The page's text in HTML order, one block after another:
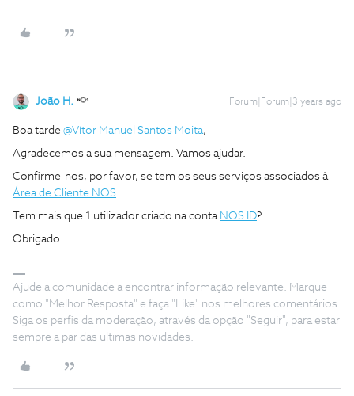
João H. Forum|Forum|3 years ago
Boa tarde @Vítor Manuel Santos Moita,
Agradecemos a sua mensagem. Vamos ajudar.
Confirme-nos, por favor, se tem os seus serviços associados à
Área de Cliente NOS
Tem mais que 1 utilizador criado na conta NOS ID?
Obrigado
Ajude a comunidade a encontrar informação relevante. Marque
como "Melhor Resposta" e faça "Like" nos melhores comentários.
Siga os perfis da moderação, através da opção "Seguir", para estar
sempre a par das ultimas novidades.